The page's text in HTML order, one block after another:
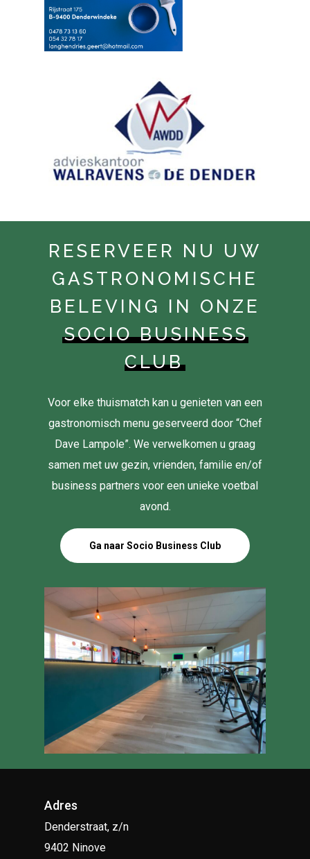
RESERVEER NU UW
GASTRONOMISCHE
BELEVING IN ONZE
SOCIO BUSINESS
CLUB
Voor elke thuismatch kan u genieten van een
gastronomisch menu geserveerd door “Chef
Dave Lampole”. We verwelkomen u graag
samen met uw gezin, vrienden, familie en/of
business partners voor een unieke voetbal
avond.
Ga naar Socio Business Club
Adres
Denderstraat, z/n
9402 Ninove